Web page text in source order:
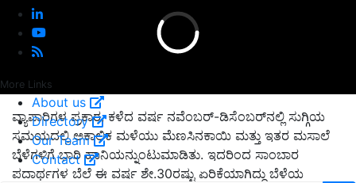
More Links
About us
Directory
Our Team
Contact
ವ್ಯಾಪಾರಿಗಳ ಪ್ರಕಾರ,ಕಳೆದ ವರ್ಷ ನವೆಂಬರ್-ಡಿಸೆಂಬರ್‌ನಲ್ಲಿ ಸುಗ್ಗಿಯ
ಸಮಯದಲ್ಲಿ ಅಕಾಲಿಕ ಮಳೆಯು ಮೆಣಸಿನಕಾಯಿ ಮತ್ತು ಇತರ ಮಸಾಲೆ
ಬೆಳೆಗಳಿಗೆ ಭಾರಿ ಹಾನಿಯನ್ನುಂಟುಮಾಡಿತು. ಇದರಿಂದ ಸಾಂಬಾರ
ಪದಾರ್ಥಗಳ ಬೆಲೆ ಈ ವರ್ಷ ಶೇ.30ರಷ್ಟು ಏರಿಕೆಯಾಗಿದ್ದು ಬೆಳೆಯ